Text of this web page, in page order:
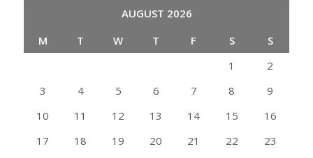
AUGUST 2026
M
T W T F S
S
1
2
3
4 5 6 7 8
9
10
11 12 13 14 15
16
17
18 19 20 21 22
23